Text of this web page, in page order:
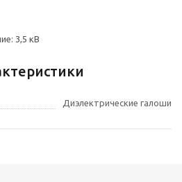
3,5 кВ
Диэлектрические галоши